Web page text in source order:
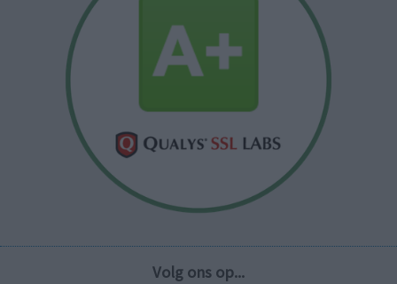
Volg ons op...